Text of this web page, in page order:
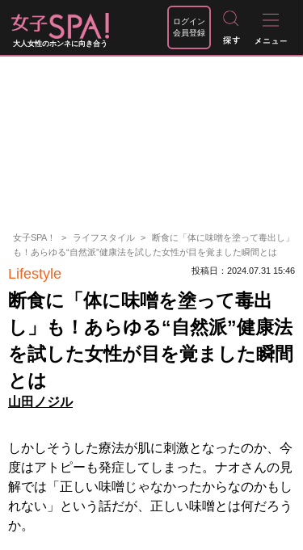
大人女性のホンネに向き合う
ログイン
会員登録
女子SPA！ ライフスタイル
断食に「体に味噌を塗って毒出し」
も！あらゆる“自然派”健康法を試した女性が目を覚ました瞬間とは
Lifestyle 投稿日：2024.07.31 15:46
断食に「体に味噌を塗って毒出
し」も！あらゆる“自然派”健康法
を試した女性が目を覚ました瞬間
とは
山田ノジル
しかしそうした療法が肌に刺激となったのか、今
度はアトピーも発症してしまった。ナオさんの見
解では「正しい味噌じゃなかったからなのかもし
れない」という話だが、正しい味噌とは何だろう
か。